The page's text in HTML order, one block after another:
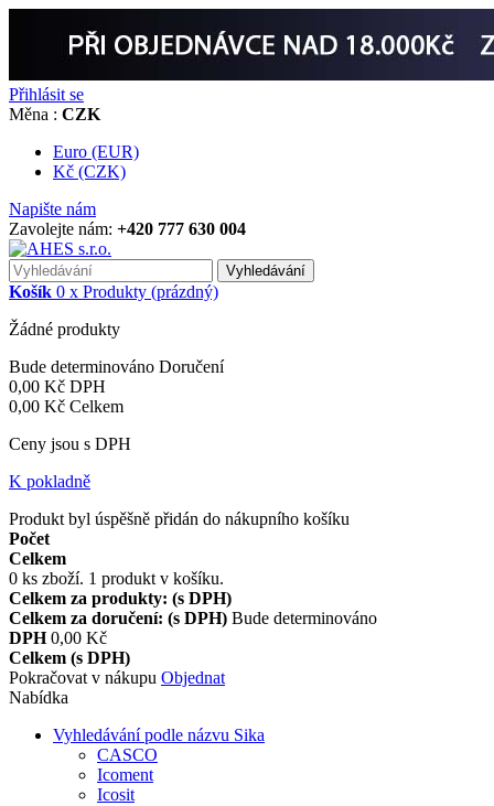
Přihlásit se
Měna : CZK
Euro (EUR)
Kč (CZK)
Napište nám
Zavolejte nám: +420 777 630 004
Vyhledávání
Košík 0 x Produkty (prázdný)
Žádné produkty
Bude determinováno Doručení
0,00 Kč DPH
0,00 Kč Celkem
Ceny jsou s DPH
K pokladně
Produkt byl úspěšně přidán do nákupního košíku
Počet
Celkem
0 ks zboží. 1 produkt v košíku.
Celkem za produkty: (s DPH)
Celkem za doručení: (s DPH) Bude determinováno
DPH 0,00 Kč
Celkem (s DPH)
Pokračovat v nákupu Objednat
Nabídka
Vyhledávání podle názvu Sika
CASCO
Icoment
Icosit